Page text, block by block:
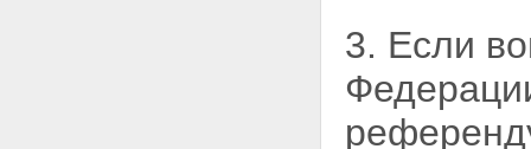
3. Если